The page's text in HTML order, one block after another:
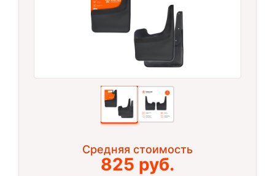
Средняя стоимость
825 руб.